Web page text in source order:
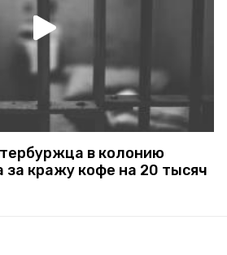
в колонию
за кражу кофе на 20 тысяч